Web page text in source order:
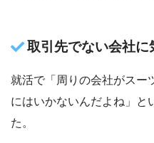
取引先でない会社
就活で「周りの会社がスー
にはいかないんだよね」と
た。